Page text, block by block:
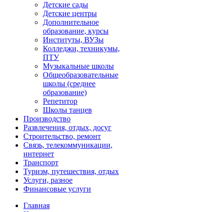
Детские сады
Детские центры
Дополнительное
образование, курсы
Институты, ВУЗы
Колледжи, техникумы,
ПТУ
Музыкальные школы
Общеобразовательные
школы (среднее
образование)
Репетитор
Школы танцев
Производство
Развлечения, отдых, досуг
Строительство, ремонт
Связь, телекоммуникации,
интернет
Транспорт
Туризм, путешествия, отдых
Услуги, разное
Финансовые услуги
Главная